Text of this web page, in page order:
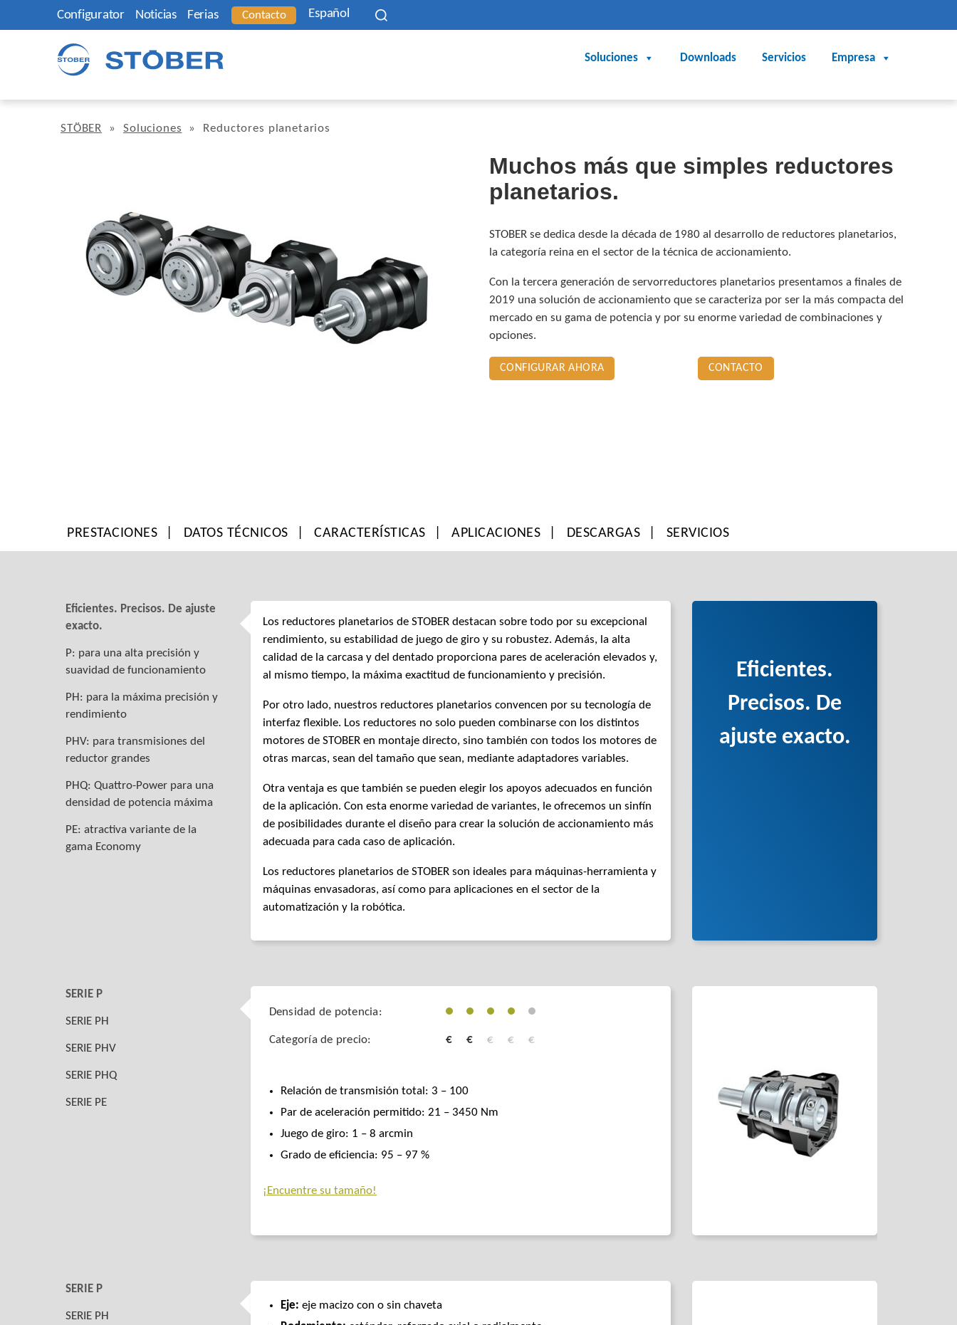
Configurator Noticias Ferias Contacto Español
Soluciones Downloads Servicios Empresa
STÖBER » Soluciones » Reductores planetarios
Muchos más que simples reductores
planetarios.
STOBER se dedica desde la década de 1980 al desarrollo de reductores planetarios,
la categoría reina en el sector de la técnica de accionamiento.
Con la tercera generación de servorreductores planetarios presentamos a finales de
2019 una solución de accionamiento que se caracteriza por ser la más compacta del
mercado en su gama de potencia y por su enorme variedad de combinaciones y
opciones.
CONFIGURAR AHORA CONTACTO
PRESTACIONES DATOS TÉCNICOS CARACTERÍSTICAS APLICACIONES DESCARGAS SERVICIOS
Eficientes. Precisos. De ajuste
exacto.
P: para una alta precisión y
suavidad de funcionamiento
PH: para la máxima precisión y
rendimiento
PHV: para transmisiones del
reductor grandes
PHQ: Quattro-Power para una
densidad de potencia máxima
PE: atractiva variante de la
gama Economy
Los reductores planetarios de STOBER destacan sobre todo por su excepcional
rendimiento, su estabilidad de juego de giro y su robustez. Además, la alta
calidad de la carcasa y del dentado proporciona pares de aceleración elevados y,
al mismo tiempo, la máxima exactitud de funcionamiento y precisión.
Por otro lado, nuestros reductores planetarios convencen por su tecnología de
interfaz flexible. Los reductores no solo pueden combinarse con los distintos
motores de STOBER en montaje directo, sino también con todos los motores de
otras marcas, sean del tamaño que sean, mediante adaptadores variables.
Otra ventaja es que también se pueden elegir los apoyos adecuados en función
de la aplicación. Con esta enorme variedad de variantes, le ofrecemos un sinfín
de posibilidades durante el diseño para crear la solución de accionamiento más
adecuada para cada caso de aplicación.
Los reductores planetarios de STOBER son ideales para máquinas-herramienta y
máquinas envasadoras, así como para aplicaciones en el sector de la
automatización y la robótica.
Eficientes.
Precisos. De
ajuste exacto.
SERIE P
SERIE PH
SERIE PHV
SERIE PHQ
SERIE PE
Densidad de potencia:
Categoría de precio: € € € € €
Relación de transmisión total: 3 – 100
Par de aceleración permitido: 21 – 3450 Nm
Juego de giro: 1 – 8 arcmin
Grado de eficiencia: 95 – 97 %
¡Encuentre su tamaño!
SERIE P
SERIE PH
Eje: eje macizo con o sin chaveta